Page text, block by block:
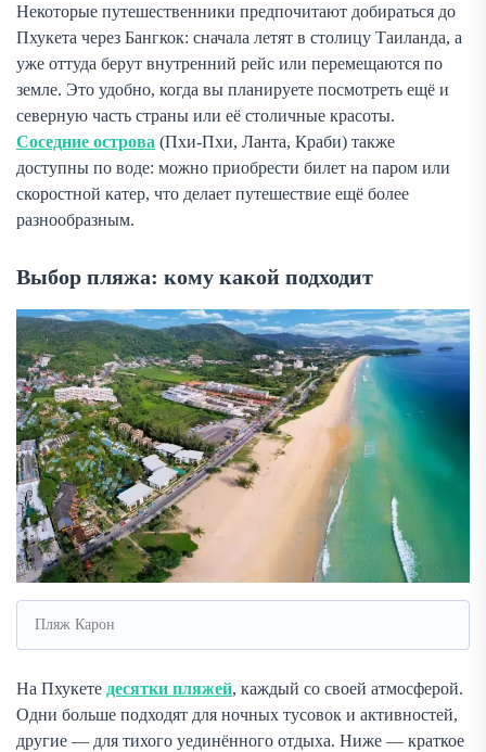
Некоторые путешественники предпочитают добираться до
Пхукета через Бангкок: сначала летят в столицу Таиланда, а
уже оттуда берут внутренний рейс или перемещаются по
земле. Это удобно, когда вы планируете посмотреть ещё и
северную часть страны или её столичные красоты.
Соседние острова (Пхи-Пхи, Ланта, Краби) также
доступны по воде: можно приобрести билет на паром или
скоростной катер, что делает путешествие ещё более
разнообразным.
Выбор пляжа: кому какой подходит
Пляж Карон
На Пхукете десятки пляжей, каждый со своей атмосферой.
Одни больше подходят для ночных тусовок и активностей,
другие — для тихого уединённого отдыха. Ниже — краткое